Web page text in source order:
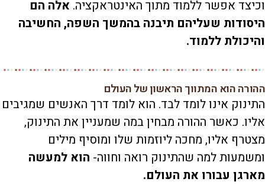
וכיצד אפשר ללמוד מתוך האינטראקציה. אלה הם
היסודות שעליהם תיבנה בהמשך השפה, החשיבה
והיכולת ללמוד.
ההורה הוא המתווך הראשון של העולם
התינוק אינו לומד לבד. הוא לומד דרך האנשים שמגיבים
אליו. כאשר ההורה מבחין במה שמעניין את התינוק,
מצטרף אליו, מחכה ליוזמות שלו ומוסיף מילים
ומשמעות למה שהתינוק רואה וחווה- הוא למעשה
מארגן עבורו את העולם.